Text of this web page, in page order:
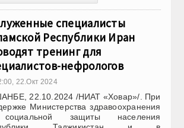
специалисты
Республики Иран
тренинг для
нефрологов
22.Окт 2024
22.10.2024 /НИАТ «Ховар»/. При
Министерства здравоохранения
защиты населения